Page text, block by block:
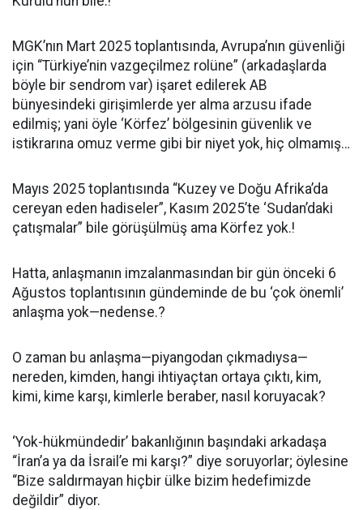
MGK’nın Mart 2025 toplantısında, Avrupa’nın güvenliği
için “Türkiye’nin vazgeçilmez rolüne” (arkadaşlarda
böyle bir sendrom var) işaret edilerek AB
bünyesindeki girişimlerde yer alma arzusu ifade
edilmiş; yani öyle ‘Körfez’ bölgesinin güvenlik ve
istikrarına omuz verme gibi bir niyet yok, hiç olmamış…
Mayıs 2025 toplantısında “Kuzey ve Doğu Afrika’da
cereyan eden hadiseler”, Kasım 2025’te ‘Sudan’daki
çatışmalar” bile görüşülmüş ama Körfez yok.!
Hatta, anlaşmanın imzalanmasından bir gün önceki 6
Ağustos toplantısının gündeminde de bu ‘çok önemli’
anlaşma yok—nedense.?
O zaman bu anlaşma—piyangodan çıkmadıysa—
nereden, kimden, hangi ihtiyaçtan ortaya çıktı, kim,
kimi, kime karşı, kimlerle beraber, nasıl koruyacak?
‘Yok-hükmündedir’ bakanlığının başındaki arkadaşa
“İran’a ya da İsrail’e mi karşı?” diye soruyorlar; öylesine
“Bize saldırmayan hiçbir ülke bizim hedefimizde
değildir” diyor.